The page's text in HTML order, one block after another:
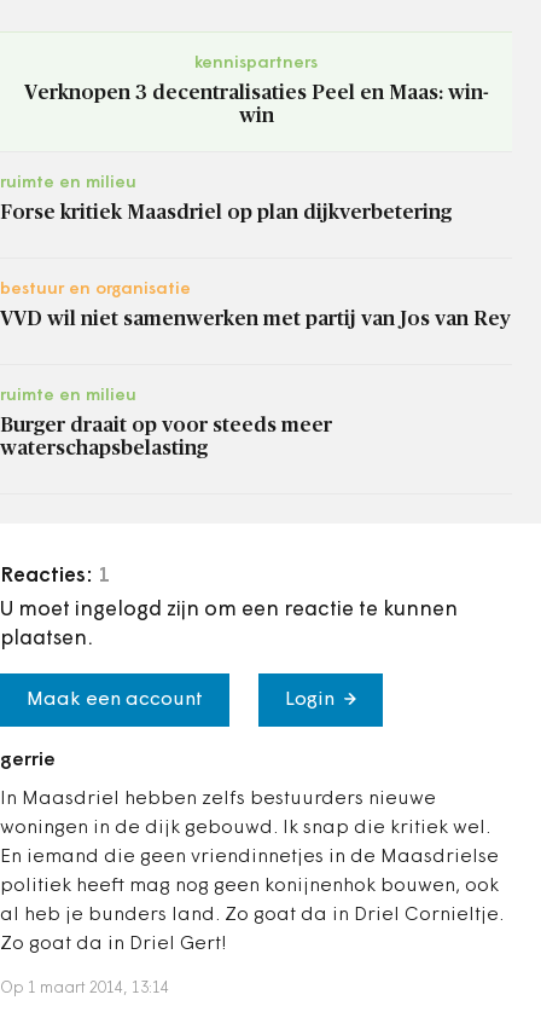
kennispartners
Verknopen 3 decentralisaties Peel en Maas: win-
win
ruimte en milieu
Forse kritiek Maasdriel op plan dijkverbetering
bestuur en organisatie
VVD wil niet samenwerken met partij van Jos van Rey
ruimte en milieu
Burger draait op voor steeds meer
waterschapsbelasting
Reacties: 1
U moet ingelogd zijn om een reactie te kunnen
plaatsen.
Maak een account Login
gerrie
In Maasdriel hebben zelfs bestuurders nieuwe
woningen in de dijk gebouwd. Ik snap die kritiek wel.
En iemand die geen vriendinnetjes in de Maasdrielse
politiek heeft mag nog geen konijnenhok bouwen, ook
al heb je bunders land. Zo goat da in Driel Cornieltje.
Zo goat da in Driel Gert!
Op 1 maart 2014, 13:14